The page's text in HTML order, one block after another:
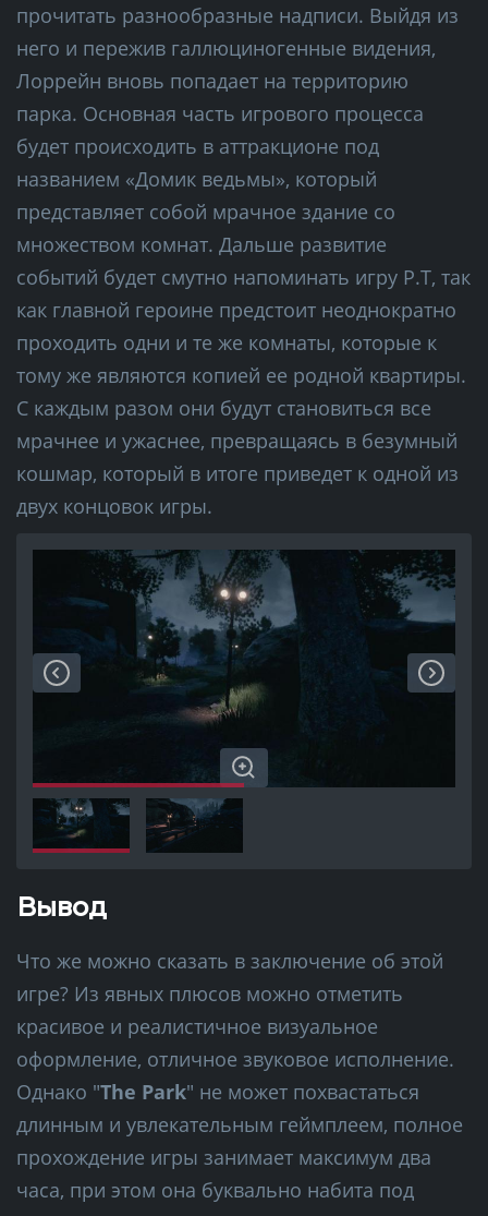
прочитать разнообразные надписи. Выйдя из
него и пережив галлюциногенные видения,
Лоррейн вновь попадает на территорию
парка. Основная часть игрового процесса
будет происходить в аттракционе под
названием «Домик ведьмы», который
представляет собой мрачное здание со
множеством комнат. Дальше развитие
событий будет смутно напоминать игру P.T, так
как главной героине предстоит неоднократно
проходить одни и те же комнаты, которые к
тому же являются копией ее родной квартиры.
С каждым разом они будут становиться все
мрачнее и ужаснее, превращаясь в безумный
кошмар, который в итоге приведет к одной из
двух концовок игры.
Вывод
Что же можно сказать в заключение об этой
игре? Из явных плюсов можно отметить
красивое и реалистичное визуальное
оформление, отличное звуковое исполнение.
Однако "The Park" не может похвастаться
длинным и увлекательным геймплеем, полное
прохождение игры занимает максимум два
часа, при этом она буквально набита под